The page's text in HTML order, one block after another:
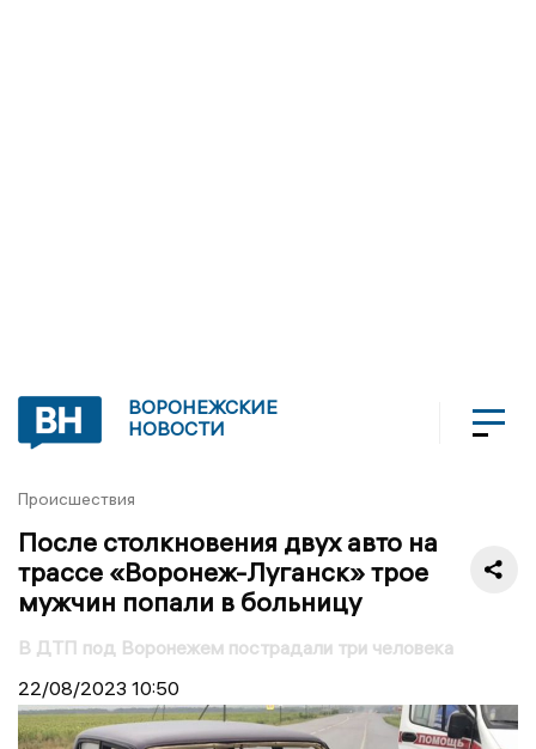
ВОРОНЕЖСКИЕ
НОВОСТИ
Происшествия
После столкновения двух авто на
трассе «Воронеж-Луганск» трое
мужчин попали в больницу
В ДТП под Воронежем пострадали три человека
22/08/2023 10:50